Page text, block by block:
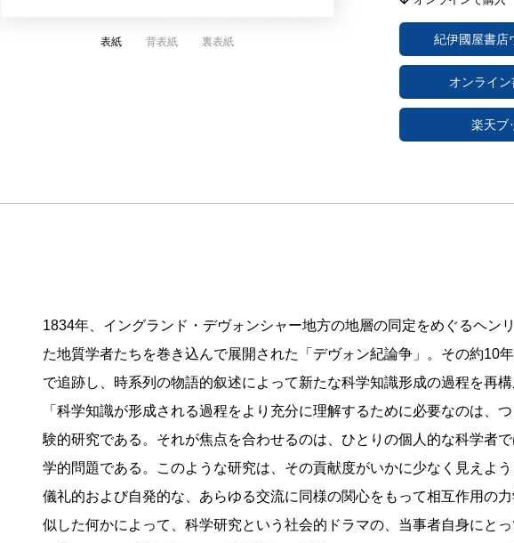
表紙 背表紙 裏表紙 紀伊國屋書店
オンライ
楽天ブ
1834年、イングランド・デヴォンシャー地方の地層の同定をめぐるヘ
た地質学者たちを巻き込んで展開された「デヴォン紀論争」。その約10
で追跡し、時系列の物語的叙述によって新たな科学知識形成の過程を再構
「科学知識が形成される過程をより充分に理解するために必要なのは
験的研究である。それが焦点を合わせるのは、ひとりの個人的な科学者
学的問題である。このような研究は、その貢献度がいかに少なく見えよ
儀礼的および自発的な、あらゆる交流に同様の関心をもって相互作用の
似した何かによって、科学研究という社会的ドラマの、当事者自身にと